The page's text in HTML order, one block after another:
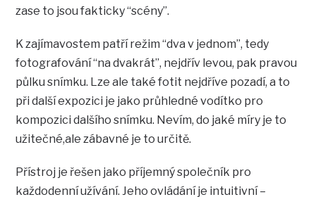
zase to jsou fakticky “scény”.
K zajímavostem patří režim “dva v jednom”, tedy
fotografování “na dvakrát”, nejdřív levou, pak pravou
půlku snímku. Lze ale také fotit nejdříve pozadí, a to
při další expozici je jako průhledné vodítko pro
kompozici dalšího snímku. Nevím, do jaké míry je to
užitečné,ale zábavné je to určitě.
Přístroj je řešen jako příjemný společník pro
každodenní užívání. Jeho ovládání je intuitivní –